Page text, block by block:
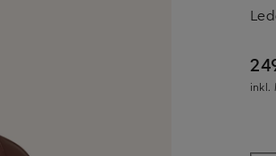
inkl.